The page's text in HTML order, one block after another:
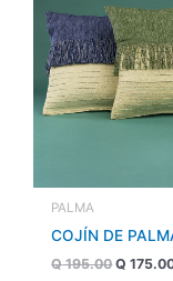
PALMA
COJÍN DE
Q195.00 Q